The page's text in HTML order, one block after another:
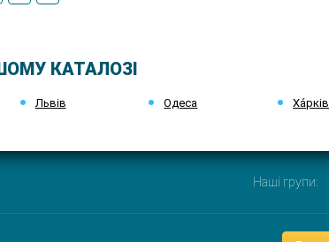
КАТАЛОЗІ
Львів Одеса Ха́рків
Наші групи: